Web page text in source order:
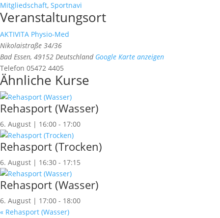
Mitgliedschaft, Sportnavi
Veranstaltungsort
AKTIVITA Physio-Med
Nikolaistraße 34/36
Bad Essen, 49152 Deutschland Google Karte anzeigen
Telefon 05472 4405
Ähnliche Kurse
Rehasport (Wasser)
6. August | 16:00 - 17:00
Rehasport (Trocken)
6. August | 16:30 - 17:15
Rehasport (Wasser)
6. August | 17:00 - 18:00
« Rehasport (Wasser)